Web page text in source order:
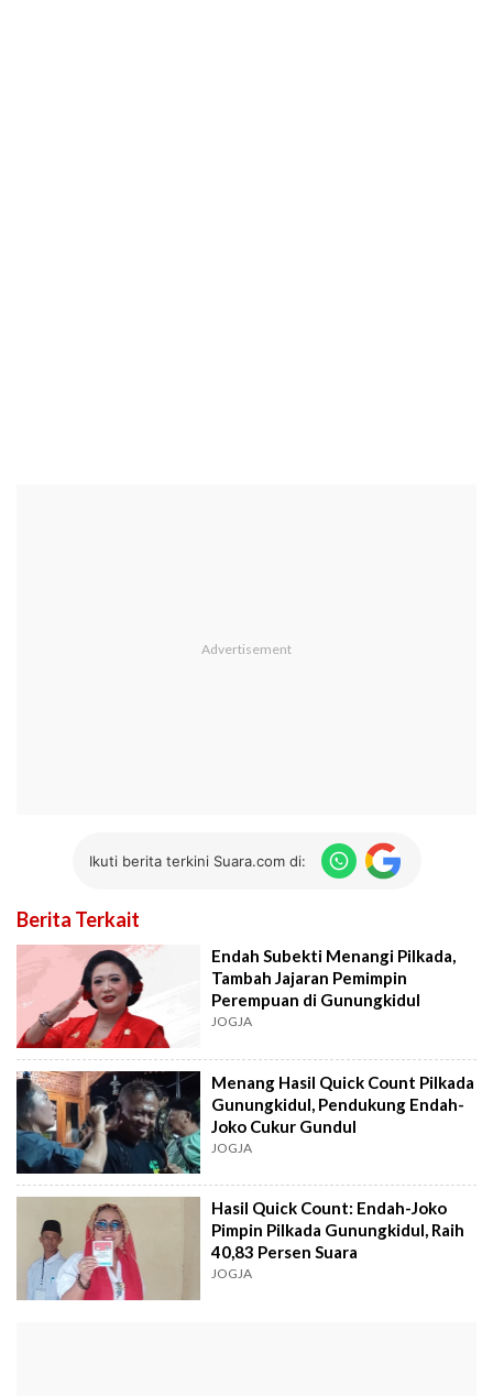
Ikuti berita terkini Suara.com di:
Berita Terkait
Endah Subekti Menangi Pilkada,
Tambah Jajaran Pemimpin
Perempuan di Gunungkidul
JOGJA
Menang Hasil Quick Count Pilkada
Gunungkidul, Pendukung Endah-
Joko Cukur Gundul
JOGJA
Hasil Quick Count: Endah-Joko
Pimpin Pilkada Gunungkidul, Raih
40,83 Persen Suara
JOGJA